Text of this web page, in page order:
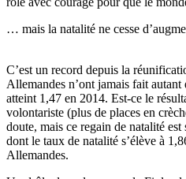
… mais la natalité ne cesse
C’est un record depuis la
Allemandes n’ont jamais fait autant
atteint 1,47 en 2014. Est-ce le
volontariste (plus de places en
doute, mais ce regain de natalité
dont le taux de natalité s’élève à
Allemandes.